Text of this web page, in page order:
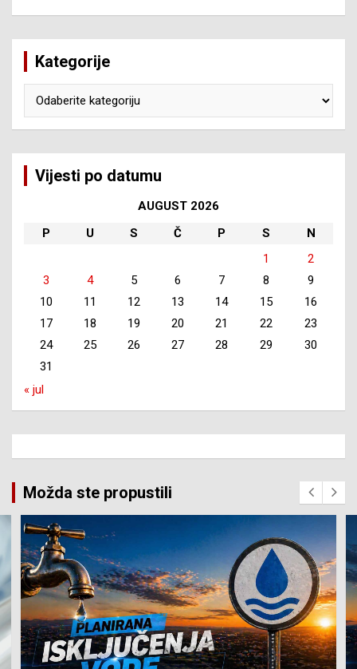
Kategorije
Vijesti po datumu
AUGUST 2026
P
U S Č P S
N
1
2
3
4 5 6 7 8
9
10
11 12 13 14 15
16
17
18 19 20 21 22
23
24
25 26 27 28 29
30
31
« jul
Možda ste propustili